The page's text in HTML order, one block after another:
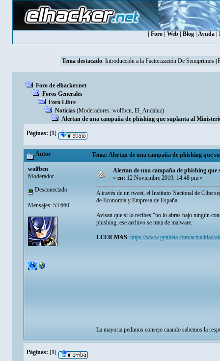
Foro Web Blog Ayuda
Tema destacado: Introducción a la Factorización De Semiprimos
Foro de elhacker.net
Foros Generales
Foro Libre
Noticias (Moderadores: wolfbcn, El_Andaluz)
Alertan de una campaña de phishing que suplanta al
Páginas: [1]
Autor Tema: Alertan de una campaña de phishing que
wolfbcn
Moderador
Desconectado
Mensajes: 53.660
Alertan de una campaña de phishing
«en:12 Noviembre 2019, 14:48 pm »
A través de un tweet, el Instituto Nacional de
de Economía y Empresa de España.
Avisan que si lo recibes "no lo abras bajo ningún
phishing, ese archivo se trata de malware.
LEER MAS:https://www.genbeta.com/actualidad/
La mayoria pedimos consejo cuando sabemos la
Páginas: [1]